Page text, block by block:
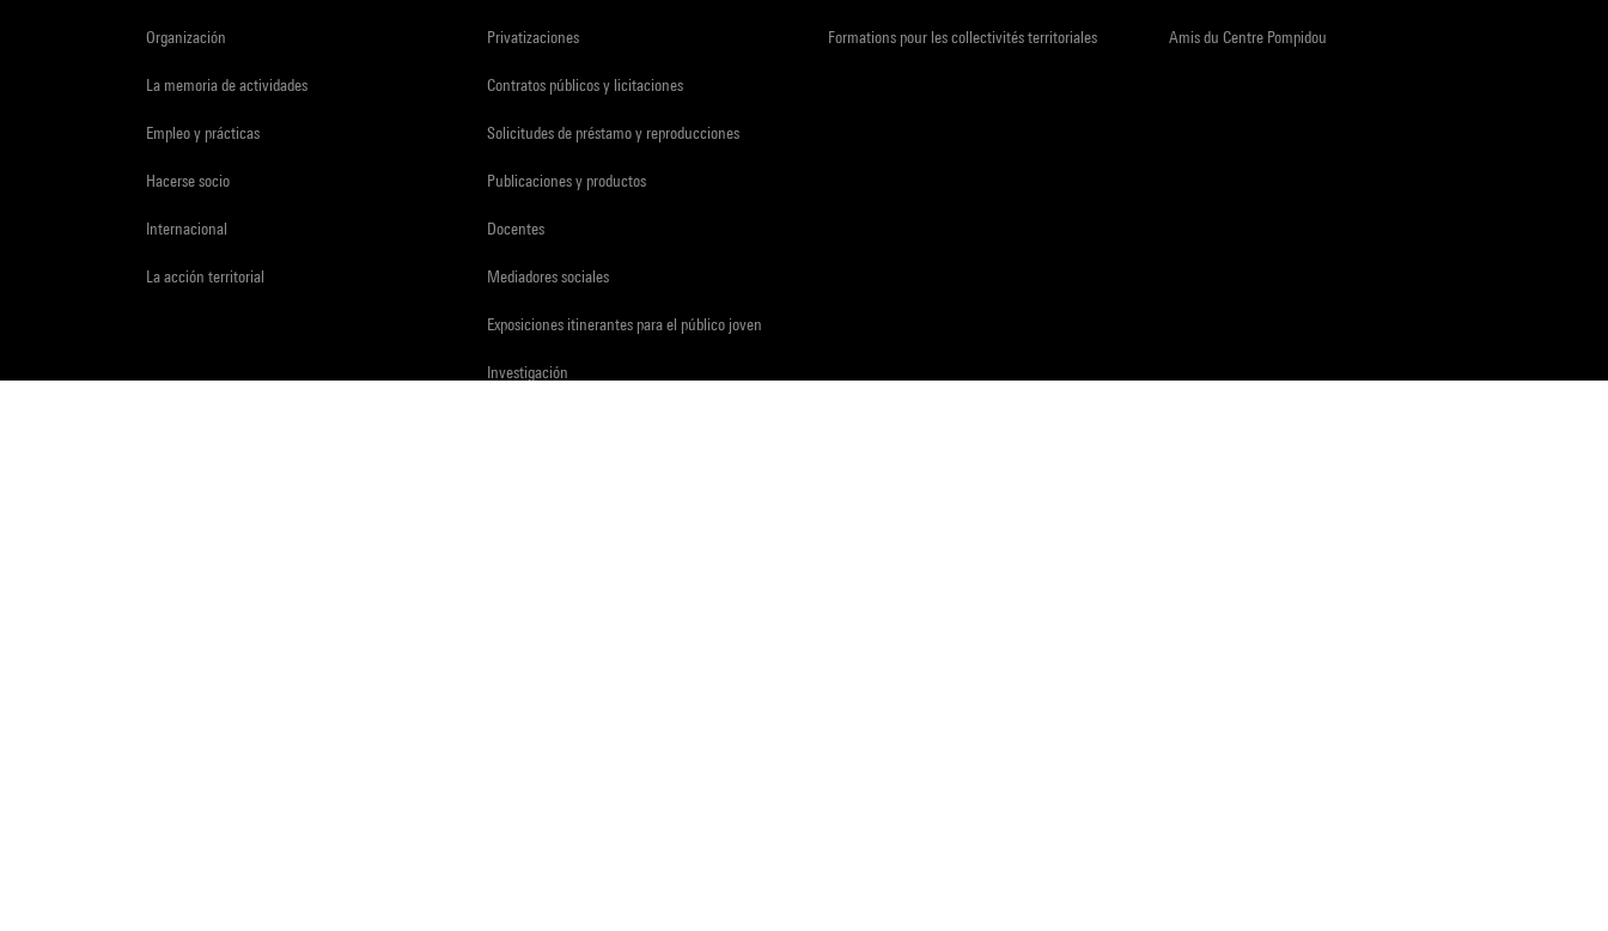
Organización
La memoria de actividades
Empleo y prácticas
Hacerse socio
Internacional
La acción territorial
Privatizaciones
Contratos públicos y licitaciones
Solicitudes de préstamo y reproducciones
Publicaciones y productos
Docentes
Mediadores sociales
Exposiciones itinerantes para el público joven
Investigación
Formations pour les collectivités territoriales Amis du Centre Pompidou